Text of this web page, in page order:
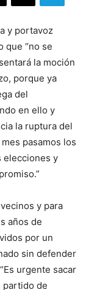
y portavoz
que “no se
la moción
porque ya
del
en ello y
la ruptura del
pasamos los
elecciones y
y para
años de
por un
sin defender
urgente sacar
partido de